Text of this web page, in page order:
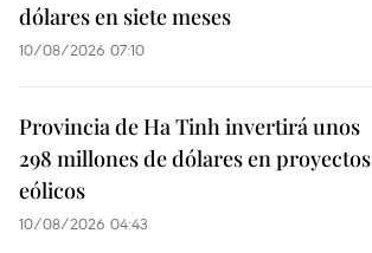
dólares en siete meses
10/08/2026 07:10
Provincia de Ha Tinh invertirá unos
298 millones de dólares en proyectos
eólicos
10/08/2026 04:43